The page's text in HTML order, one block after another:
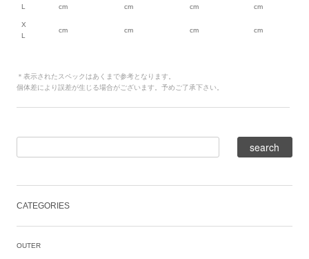
L cm cm cm cm
X
L
cm cm cm cm
＊表示されたスペックはあくまで参考となります。
個体差により誤差が生じる場合がございます。予めご了承下さい。
CATEGORIES
OUTER